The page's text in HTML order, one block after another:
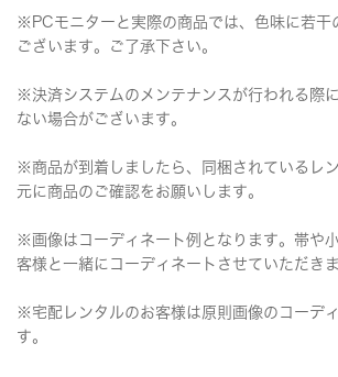
※PCモニターと実際の商品では、色味に若干
ございます。ご了承下さい。
※決済システムのメンテナンスが行われる際
ない場合がございます。
※商品が到着しましたら、同梱されているレ
元に商品のご確認をお願いします。
※画像はコーディネート例となります。帯や
客様と一緒にコーディネートさせていただきま
※宅配レンタルのお客様は原則画像のコーデ
す。